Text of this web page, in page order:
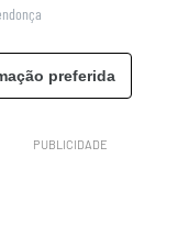
preferida